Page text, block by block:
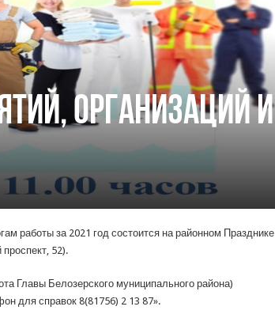
организаций и
работы за 2021 год состоится на районном Празднике
52).
Главы Белозерского муниципального района)
для справок 8(81756) 2 13 87».